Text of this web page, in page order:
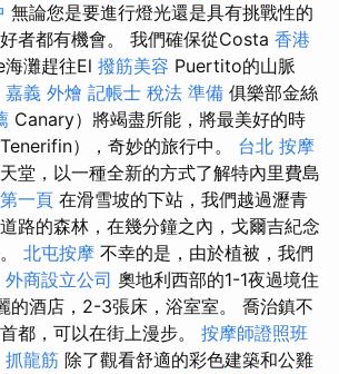
無論您是要進行燈光還是具有挑戰性的
者都有機會。 我們確保從Costa 香港
灘趕往El 撥筋美容 Puertito的山脈
嘉義 外燴 記帳士 稅法 準備 俱樂部金絲
Canary）將竭盡所能，將最美好的時
），奇妙的旅行中。 台北 按摩
堂，以一種全新的方式了解特內里費島
一頁 在滑雪坡的下站，我們越過瀝青
路的森林，在幾分鐘之內，戈爾吉紀念
北屯按摩 不幸的是，由於植被，我們
外商設立公司 奧地利西部的1-1夜過境住
的酒店，2-3張床，浴室室。 喬治鎮不
都，可以在街上漫步。 按摩師證照班
抓龍筋 除了觀看舒適的彩色建築和公雞